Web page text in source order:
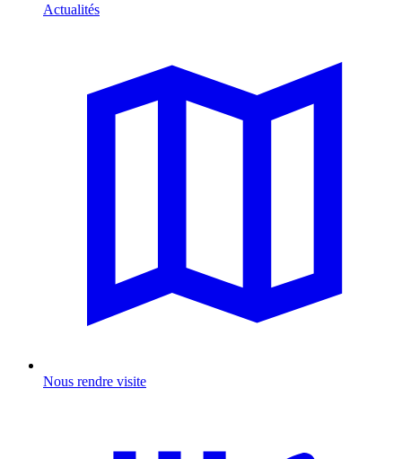
Actualités
Nous rendre visite